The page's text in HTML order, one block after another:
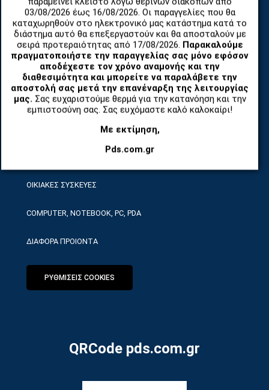
03/08/2026 έως 16/08/2026. Οι παραγγελίες που θα
καταχωρηθούν στο ηλεκτρονικό μας κατάστημα κατά το
διάστημα αυτό θα επεξεργαστούν και θα αποσταλούν με
σειρά προτεραιότητας από 17/08/2026. Παρακαλούμε
πραγματοποιήστε την παραγγελίας σας μόνο εφόσον
αποδέχεστε τον χρόνο αναμονής και την
διαθεσιμότητα και μπορείτε να παραλάβετε την
αποστολή σας μετά την επανέναρξη της λειτουργίας
μας. Σας ευχαριστούμε θερμά για την κατανόηση και την
εμπιστοσύνη σας. Σας ευχόμαστε καλό καλοκαίρι!
Με εκτίμηση,
Pds.com.gr
ΚΑΤΗΓΟΡΙΕΣ
ΑΝΤΑΛΛΑΚΤΙΚΑ ΚΑΙ ΑΞΕΣΟΥΑΡ ΚΙΝΗΤΩΝ ΤΗΛΕΦΩΝΩΝ
TABLET
ΤΗΛΕΠΙΚΟΙΝΩΝΙΕΣ, ΑΣΥΡΜΑΤΑ, FCT
ΟΙΚΙΑΚΕΣ ΣΥΣΚΕΥΕΣ
COMPUTER, NOTEBOOK, PC, PDA
ΔΙΑΦΟΡΑ ΠΡΟΙΟΝΤΑ
ΡΥΘΜΙΣΕΙΣ COOKIES
QRCode pds.com.gr